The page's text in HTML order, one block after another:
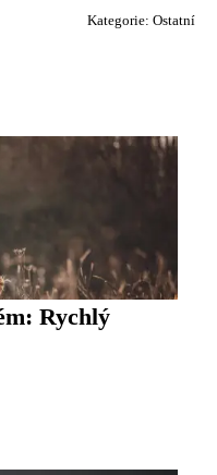
Kategorie: Ostatní
Rychlý